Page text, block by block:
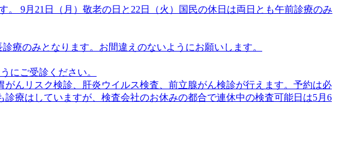
9月21日（月）敬老の日と22日（火）国民の休日は両日とも午前診療のみ
療のみとなります。お間違えのないようにお願いします。
にご受診ください。
んリスク検診、肝炎ウイルス検査、前立腺がん検診が行えます。予約は必
療はしていますが、検査会社のお休みの都合で連休中の検査可能日は5月6